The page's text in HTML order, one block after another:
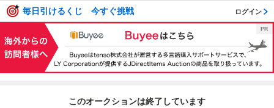
毎日引けるくじ 今すぐ挑戦 ログイン
このオークションは終了しています